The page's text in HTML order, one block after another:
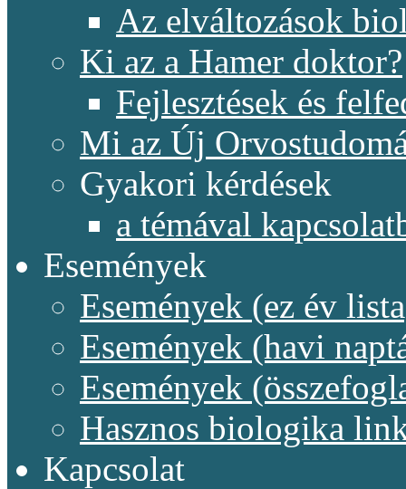
Az elváltozások
Ki az a Hamer doktor?
Fejlesztések és
Mi az Új
Gyakori kérdések
a témával
Események
Események (ez év
Események (havi
Események
Hasznos biologika
Kapcsolat